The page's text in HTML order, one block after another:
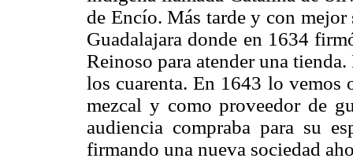
de Encío. Más tarde y con
Guadalajara donde en 1634
Reinoso para atender una
los cuarenta. En 1643 lo vemos
mezcal y como proveedor de
audiencia compraba para su
firmando una nueva sociedad